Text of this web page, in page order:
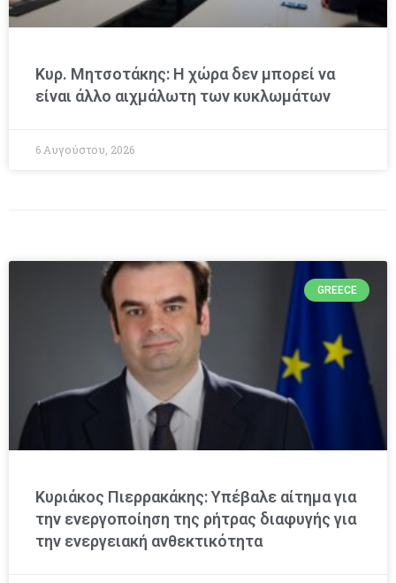
Κυρ. Μητσοτάκης: Η χώρα δεν μπορεί να
είναι άλλο αιχμάλωτη των κυκλωμάτων
6 Αυγούστου, 2026
GREECE
Κυριάκος Πιερρακάκης: Υπέβαλε αίτημα για
την ενεργοποίηση της ρήτρας διαφυγής για
την ενεργειακή ανθεκτικότητα